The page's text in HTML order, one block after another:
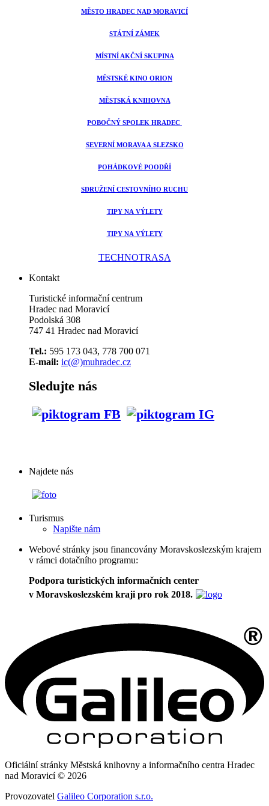
MĚSTO HRADEC NAD MORAVICÍ
STÁTNÍ ZÁMEK
MÍSTNÍ AKČNÍ SKUPINA
MĚSTSKÉ KINO ORION
MĚSTSKÁ KNIHOVNA
POBOČNÝ SPOLEK HRADEC
SEVERNÍ MORAVA A SLEZSKO
POHÁDKOVÉ POODŘÍ
SDRUŽENÍ CESTOVNÍHO RUCHU
TIPY NA VÝLETY
TIPY NA VÝLETY
TECHNOTRASA
Kontakt
Turistické informační centrum
Hradec nad Moravicí
Podolská 308
747 41 Hradec nad Moravicí
Tel.: 595 173 043, 778 700 071
E-mail: ic(@)muhradec.cz
Sledujte nás
Najdete nás
Turismus
Napište nám
Webové stránky jsou financovány Moravskoslezským krajem
v rámci dotačního programu:
Podpora turistických informačních center
v Moravskoslezském kraji pro rok 2018.
Oficiální stránky Městská knihovny a informačního centra Hradec
nad Moravicí © 2026
Provozovatel Galileo Corporation s.r.o.